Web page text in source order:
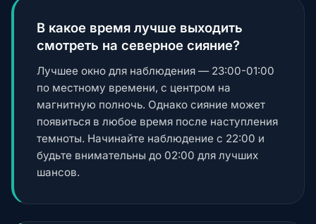
В какое время лучше выходить
смотреть на северное сияние?
Лучшее окно для наблюдения — 23:00-01:00
по местному времени, с центром на
магнитную полночь. Однако сияние может
появиться в любое время после наступления
темноты. Начинайте наблюдение с 22:00 и
будьте внимательны до 02:00 для лучших
шансов.